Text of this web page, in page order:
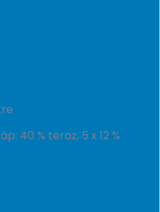
40 % teraz, 5 x 12 %